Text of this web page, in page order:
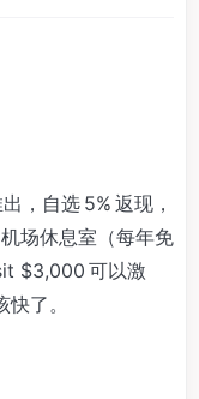
，自选 5% 返现，
场休息室（每年免
$3,000 可以激
了。